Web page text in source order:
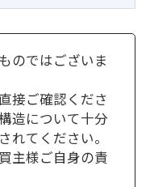
のではございま
接ご確認くださ
造について十分
れてください。
主様ご自身の責